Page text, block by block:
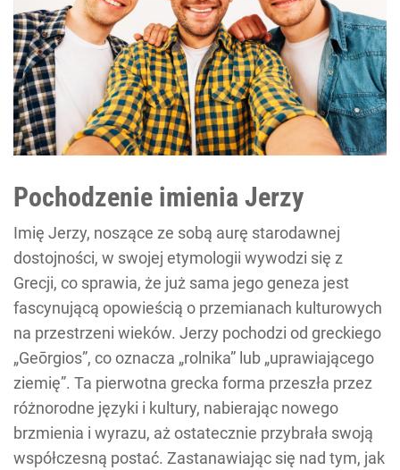
Pochodzenie imienia Jerzy
Imię Jerzy, noszące ze sobą aurę starodawnej
dostojności, w swojej etymologii wywodzi się z
Grecji, co sprawia, że już sama jego geneza jest
fascynującą opowieścią o przemianach kulturowych
na przestrzeni wieków. Jerzy pochodzi od greckiego
„Geōrgios”, co oznacza „rolnika” lub „uprawiającego
ziemię”. Ta pierwotna grecka forma przeszła przez
różnorodne języki i kultury, nabierając nowego
brzmienia i wyrazu, aż ostatecznie przybrała swoją
współczesną postać. Zastanawiając się nad tym, jak